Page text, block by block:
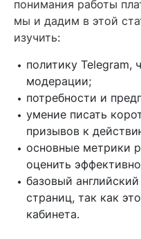
Читайте также
понимания работы
мы и дадим в этой
изучить:
политику Telegram,
модерации;
потребности и
умение писать
призывов к
основные метрики
оценить
базовый
страниц, так как
кабинета.